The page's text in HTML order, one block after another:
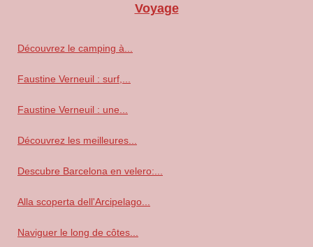
Voyage
Découvrez le camping à...
Faustine Verneuil : surf,...
Faustine Verneuil : une...
Découvrez les meilleures...
Descubre Barcelona en velero:...
Alla scoperta dell'Arcipelago...
Naviguer le long de côtes...